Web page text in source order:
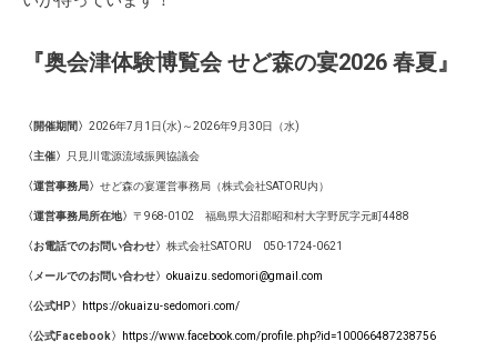
『奥会津体験博覧会 せど森の宴2026 春夏』
〈開催期間〉 2026年7月1日(水)～2026年9月30日（水)
〈主催〉 只見川電源流域振興協議会
〈運営事務局〉 せど森の宴運営事務局（株式会社SATORU内）
〈運営事務局所在地〉 〒968-0102 福島県大沼郡昭和村大字野尻字元町4488
〈お電話でのお問い合わせ〉 株式会社SATORU 050-1724-0621
〈メールでのお問い合わせ〉 okuaizu.sedomori@gmail.com
〈公式HP〉 https://okuaizu-sedomori.com/
〈公式Facebook〉 https://www.facebook.com/profile.php?id=100066487238756